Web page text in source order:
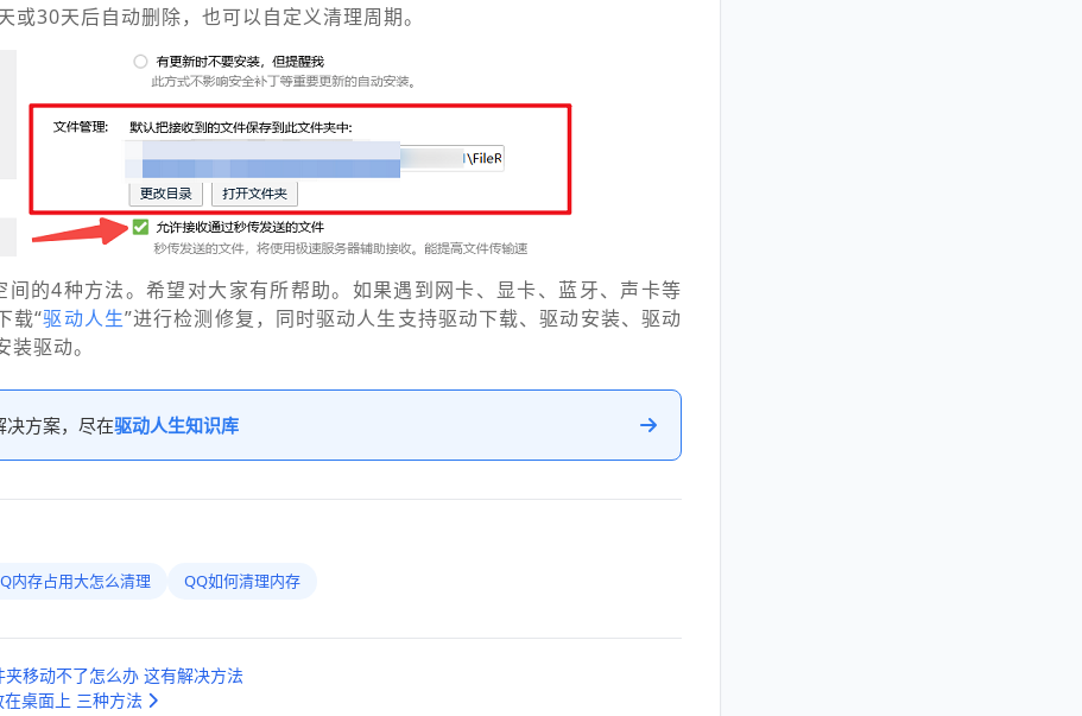
或30天后自动删除，也可以自定义清理周期。
间的4种方法。希望对大家有所帮助。如果遇到网卡、显卡、蓝牙、声卡等
载“驱动人生”进行检测修复，同时驱动人生支持驱动下载、驱动安装、驱动
驱动。
决方案，尽在驱动人生知识库
内存占用大怎么清理 QQ如何清理内存
夹移动不了怎么办 这有解决方法
桌面上 三种方法